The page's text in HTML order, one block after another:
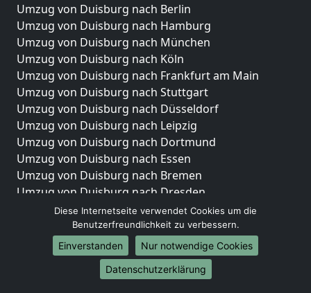
Umzug von Duisburg nach Berlin
Umzug von Duisburg nach Hamburg
Umzug von Duisburg nach München
Umzug von Duisburg nach Köln
Umzug von Duisburg nach Frankfurt am Main
Umzug von Duisburg nach Stuttgart
Umzug von Duisburg nach Düsseldorf
Umzug von Duisburg nach Leipzig
Umzug von Duisburg nach Dortmund
Umzug von Duisburg nach Essen
Umzug von Duisburg nach Bremen
Umzug von Duisburg nach Dresden
Umzug von Duisburg nach Hannover
Umzug von Duisburg nach Nürnberg
Umzug von Duisburg nach Duisburg
Umzug von Duisburg nach Bochum
Umzug von Duisburg nach Wuppertal
Diese Internetseite verwendet Cookies um die
Benutzerfreundlichkeit zu verbessern.
Einverstanden
Nur notwendige Cookies
Datenschutzerklärung